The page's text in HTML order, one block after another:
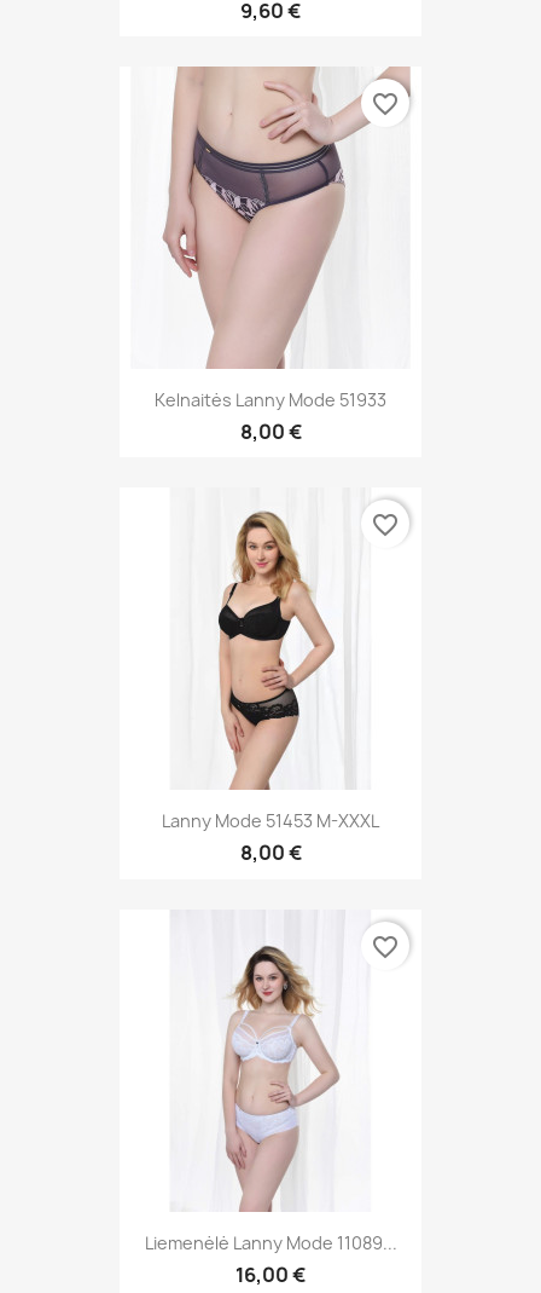
9,60 €
Kelnaitės Lanny Mode 51933
8,00 €
favorite_border
Lanny Mode 51453 M-XXXL
8,00 €
favorite_border
Liemenėlė Lanny Mode 11089...
16,00 €
favorite_border